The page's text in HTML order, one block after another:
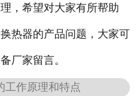
，希望对大家有所帮助
热器的产品问题，大家可
厂家留言。
工作原理和特点